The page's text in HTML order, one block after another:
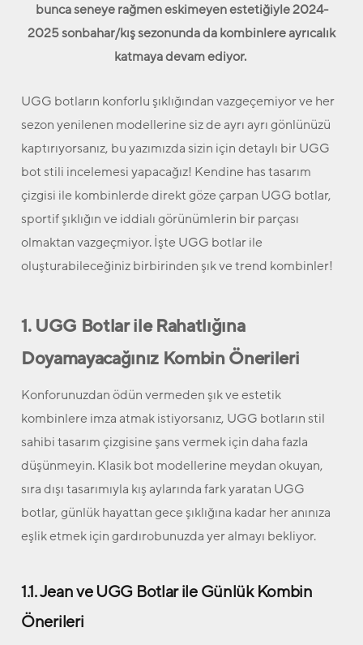
bunca seneye rağmen eskimeyen estetiğiyle 2024-
2025 sonbahar/kış sezonunda da kombinlere ayrıcalık
katmaya devam ediyor.
UGG botların konforlu şıklığından vazgeçemiyor ve her
sezon yenilenen modellerine siz de ayrı ayrı gönlünüzü
kaptırıyorsanız, bu yazımızda sizin için detaylı bir UGG
bot stili incelemesi yapacağız! Kendine has tasarım
çizgisi ile kombinlerde direkt göze çarpan UGG botlar,
sportif şıklığın ve iddialı görünümlerin bir parçası
olmaktan vazgeçmiyor. İşte UGG botlar ile
oluşturabileceğiniz birbirinden şık ve trend kombinler!
1. UGG Botlar ile Rahatlığına
Doyamayacağınız Kombin Önerileri
Konforunuzdan ödün vermeden şık ve estetik
kombinlere imza atmak istiyorsanız, UGG botların stil
sahibi tasarım çizgisine şans vermek için daha fazla
düşünmeyin. Klasik bot modellerine meydan okuyan,
sıra dışı tasarımıyla kış aylarında fark yaratan UGG
botlar, günlük hayattan gece şıklığına kadar her anınıza
eşlik etmek için gardırobunuzda yer almayı bekliyor.
1.1. Jean ve UGG Botlar ile Günlük Kombin
Önerileri